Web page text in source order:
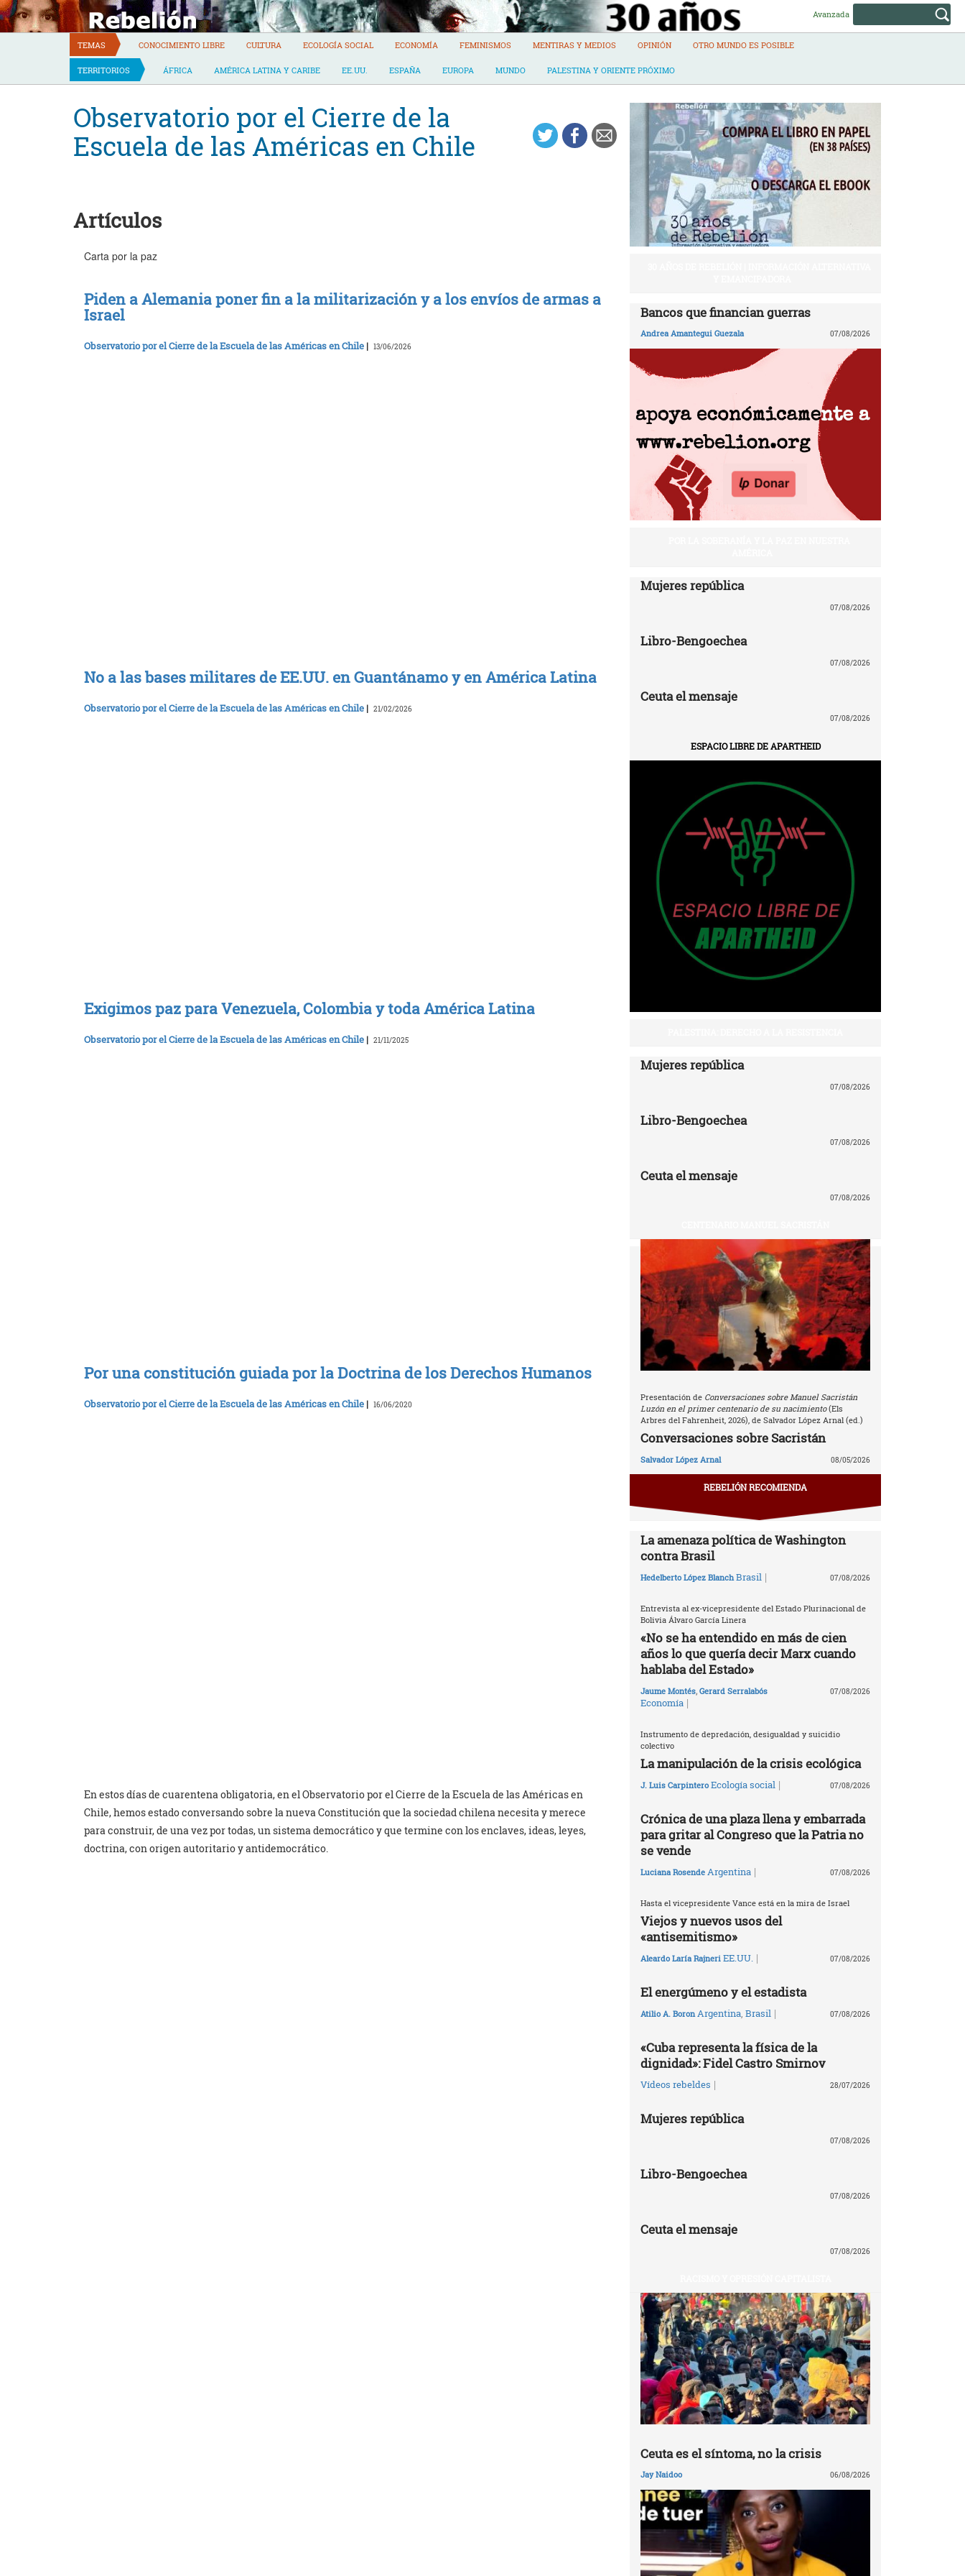
Skip
to
content
Avanzada
TEMAS CONOCIMIENTO LIBRE CULTURA ECOLOGÍA SOCIAL ECONOMÍA FEMINISMOS MENTIRAS Y MEDIOS OPINIÓN OTRO MUNDO ES POSIBLE
TERRITORIOS ÁFRICA AMÉRICA LATINA Y CARIBE EE.UU. ESPAÑA EUROPA MUNDO PALESTINA Y ORIENTE PRÓXIMO
Observatorio por el Cierre de la
Escuela de las Américas en Chile
Artículos
Carta por la paz
Piden a Alemania poner fin a la militarización y a los envíos de armas a
Israel
Observatorio por el Cierre de la Escuela de las Américas en Chile | 13/06/2026
No a las bases militares de EE.UU. en Guantánamo y en América Latina
Observatorio por el Cierre de la Escuela de las Américas en Chile | 21/02/2026
Exigimos paz para Venezuela, Colombia y toda América Latina
Observatorio por el Cierre de la Escuela de las Américas en Chile | 21/11/2025
Por una constitución guiada por la Doctrina de los Derechos Humanos
Observatorio por el Cierre de la Escuela de las Américas en Chile | 16/06/2020
En estos días de cuarentena obligatoria, en el Observatorio por el Cierre de la Escuela de las Américas en
Chile, hemos estado conversando sobre la nueva Constitución que la sociedad chilena necesita y merece
para construir, de una vez por todas, un sistema democrático y que termine con los enclaves, ideas, leyes,
doctrina, con origen autoritario y antidemocrático.
Bancos que financian guerras
Andrea Amantegui Guezala 07/08/2026
Mujeres república
07/08/2026
Libro-Bengoechea
07/08/2026
Ceuta el mensaje
07/08/2026
ESPACIO LIBRE DE APARTHEID
Mujeres república
07/08/2026
Libro-Bengoechea
07/08/2026
Ceuta el mensaje
07/08/2026
Presentación de Conversaciones sobre Manuel Sacristán
Luzón en el primer centenario de su nacimiento(Els
Arbres del Fahrenheit, 2026), de Salvador López Arnal (ed.)
Conversaciones sobre Sacristán
Salvador López Arnal 08/05/2026
REBELIÓN RECOMIENDA
La amenaza política de Washington
contra Brasil
Hedelberto López Blanch Brasil | 07/08/2026
Entrevista al ex-vicepresidente del Estado Plurinacional de
Bolivia Álvaro García Linera
«No se ha entendido en más de cien
años lo que quería decir Marx cuando
hablaba del Estado»
Jaume Montés, Gerard Serralabós
Economía |
07/08/2026
Instrumento de depredación, desigualdad y suicidio
colectivo
La manipulación de la crisis ecológica
J. Luis Carpintero Ecología social | 07/08/2026
Crónica de una plaza llena y embarrada
para gritar al Congreso que la Patria no
se vende
Luciana Rosende Argentina | 07/08/2026
Hasta el vicepresidente Vance está en la mira de Israel
Viejos y nuevos usos del
«antisemitismo»
Aleardo Laría Rajneri EE.UU. | 07/08/2026
El energúmeno y el estadista
Atilio A. Boron Argentina Brasil | 07/08/2026
«Cuba representa la física de la
dignidad»: Fidel Castro Smirnov
Vídeos rebeldes | 28/07/2026
Mujeres república
07/08/2026
Libro-Bengoechea
07/08/2026
Ceuta el mensaje
07/08/2026
Ceuta es el síntoma, no la crisis
Jay Naidoo 06/08/2026